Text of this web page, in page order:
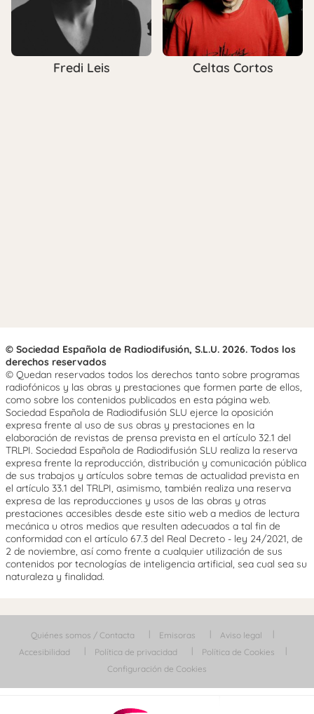
Fredi Leis Celtas Cortos
© Sociedad Española de Radiodifusión, S.L.U. 2026. Todos los
derechos reservados
© Quedan reservados todos los derechos tanto sobre programas
radiofónicos y las obras y prestaciones que formen parte de ellos,
como sobre los contenidos publicados en esta página web.
Sociedad Española de Radiodifusión SLU ejerce la oposición
expresa frente al uso de sus obras y prestaciones en la
elaboración de revistas de prensa prevista en el artículo 32.1 del
TRLPI. Sociedad Española de Radiodifusión SLU realiza la reserva
expresa frente la reproducción, distribución y comunicación pública
de sus trabajos y artículos sobre temas de actualidad prevista en
el artículo 33.1 del TRLPI, asimismo, también realiza una reserva
expresa de las reproducciones y usos de las obras y otras
prestaciones accesibles desde este sitio web a medios de lectura
mecánica u otros medios que resulten adecuados a tal fin de
conformidad con el artículo 67.3 del Real Decreto - ley 24/2021, de
2 de noviembre, así como frente a cualquier utilización de sus
contenidos por tecnologías de inteligencia artificial, sea cual sea su
naturaleza y finalidad.
Quiénes somos / Contacta Emisoras
Aviso legal
Accesibilidad
Política de privacidad
Política de Cookies
Configuración de Cookies